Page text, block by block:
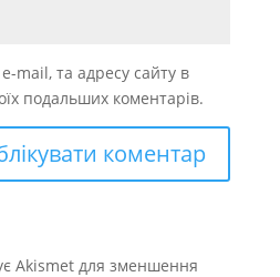
mail, та адресу сайту в
подальших коментарів.
Akismet для зменшення